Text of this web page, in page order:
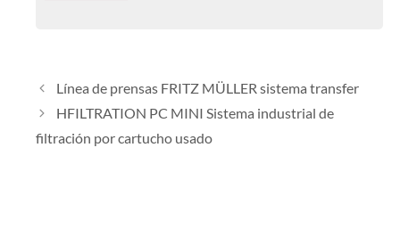
Línea de prensas FRITZ MÜLLER sistema transfer
HFILTRATION PC MINI Sistema industrial de
filtración por cartucho usado